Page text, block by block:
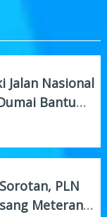
Jalan Nasional
Bantu
M
PLN
Meteran